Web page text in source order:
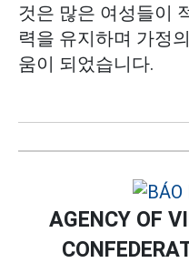
것은 많은 여성들이
력을 유지하며 가정
움이 되었습니다.
AGENCY OF